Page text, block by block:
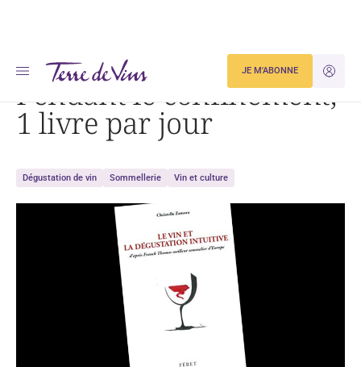
JE
JE M'ABONNE
Accueil Pendant le confinement, 1 livre par jour
Pendant le confinement,
1 livre par jour
Dégustation de vin Sommellerie Vin et culture